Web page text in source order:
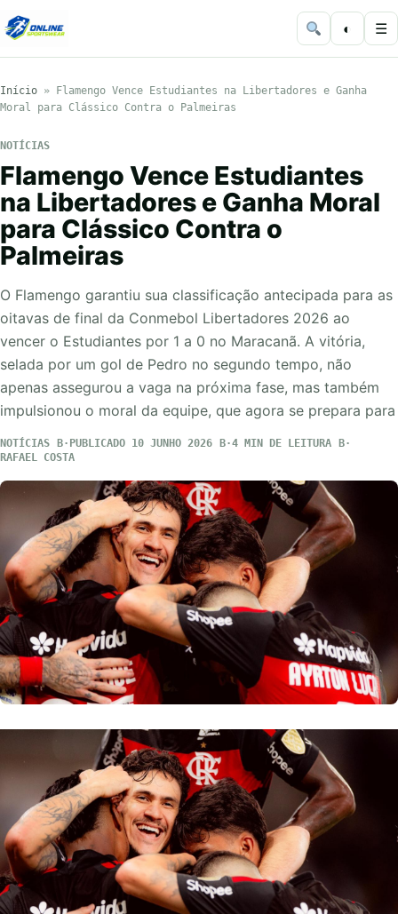
◐ ☰
Início »
Flamengo Vence Estudiantes na Libertadores e Ganha
Moral para Clássico Contra o Palmeiras
NOTÍCIAS
Flamengo Vence Estudiantes
na Libertadores e Ganha Moral
para Clássico Contra o
Palmeiras
O Flamengo garantiu sua classificação antecipada para as
oitavas de final da Conmebol Libertadores 2026 ao
vencer o Estudiantes por 1 a 0 no Maracanã. A vitória,
selada por um gol de Pedro no segundo tempo, não
apenas assegurou a vaga na próxima fase, mas também
impulsionou o moral da equipe, que agora se prepara para
NOTÍCIAS PUBLICADO 10 JUNHO 2026
4 MIN DE LEITURA
RAFAEL COSTA